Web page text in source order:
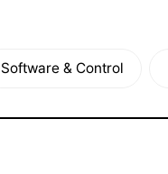
Software & Control